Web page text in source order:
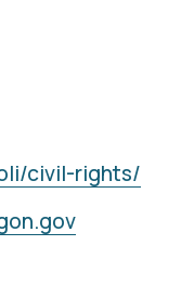
civil-rights/